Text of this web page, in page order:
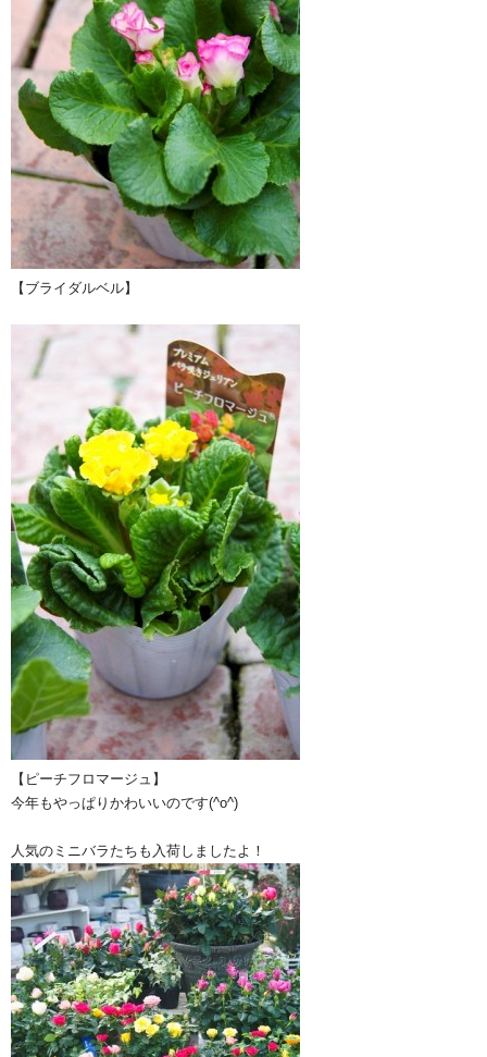
【ブライダルベル】
【ピーチフロマージュ】
今年もやっぱりかわいいのです(^o^)
人気のミニバラたちも入荷しましたよ！